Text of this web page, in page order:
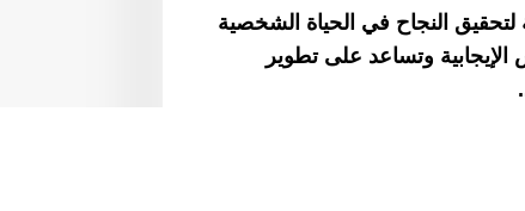
لتحقيق النجاح في الحياة الشخصية
الإيجابية وتساعد على تطوير